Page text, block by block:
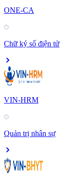
ONE-CA
Chữ ký số điện tử
VIN-HRM
Quản trị nhân sự